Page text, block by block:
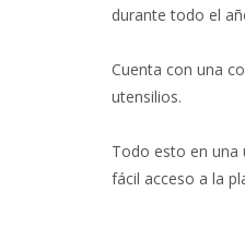
durante todo el
Cuenta con una
utensilios.
Todo esto en una
fácil acceso a la